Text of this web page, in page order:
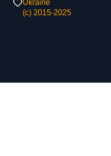
Ukraine
(с) 2015-2025